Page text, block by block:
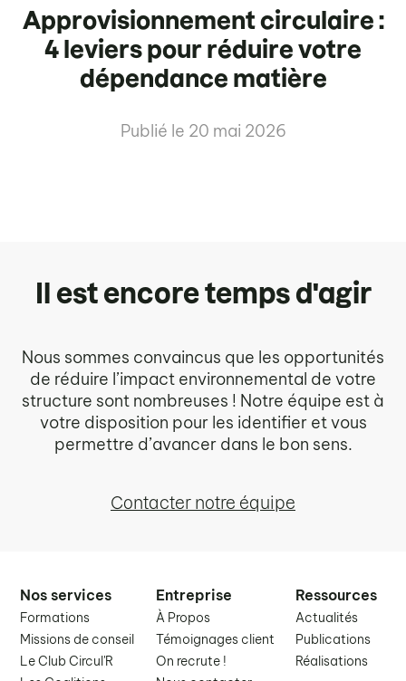
Approvisionnement circulaire :
4 leviers pour réduire votre
dépendance matière
Publié le 20 mai 2026
Il est encore temps d'agir
Nous sommes convaincus que les opportunités
de réduire l’impact environnemental de votre
structure sont nombreuses ! Notre équipe est à
votre disposition pour les identifier et vous
permettre d’avancer dans le bon sens.
Contacter notre équipe
Nos services
Formations
Missions de conseil
Le Club Circul'R
Entreprise
À Propos
Témoignages client
On recrute !
Ressources
Actualités
Publications
Réalisations